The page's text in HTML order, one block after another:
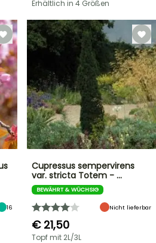
Erhältlich in 4 Größen
16
Cupressus sempervirens
var. stricta Totem - …
BEWÄHRT & WÜCHSIG
Nicht lieferbar
€ 21,50
Topf mit 2L/3L